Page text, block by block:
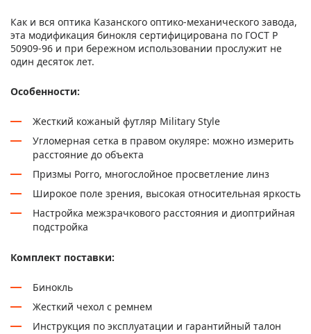
Как и вся оптика Казанского оптико-механического завода,
эта модификация бинокля сертифицирована по ГОСТ Р
50909-96 и при бережном использовании прослужит не
один десяток лет.
Особенности:
Жесткий кожаный футляр Military Style
Угломерная сетка в правом окуляре: можно измерить
расстояние до объекта
Призмы Porro, многослойное просветление линз
Широкое поле зрения, высокая относительная яркость
Настройка межзрачкового расстояния и диоптрийная
подстройка
Комплект поставки:
Бинокль
Жесткий чехол с ремнем
Инструкция по эксплуатации и гарантийный талон